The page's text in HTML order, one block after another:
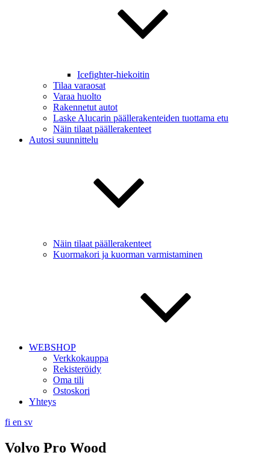
Icefighter-hiekoitin
Tilaa varaosat
Varaa huolto
Rakennetut autot
Laske Alucarin päällerakenteiden tuottama etu
Näin tilaat päällerakenteet
Autosi suunnittelu
Näin tilaat päällerakenteet
Kuormakori ja kuorman varmistaminen
WEBSHOP
Verkkokauppa
Rekisteröidy
Oma tili
Ostoskori
Yhteys
fi en sv
Volvo Pro Wood